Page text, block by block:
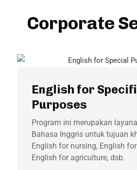
Corporate
English for
Purposes
Program ini merupakan
Bahasa Inggris untuk tujuan
English for nursing, English
English for agriculture, dsb.